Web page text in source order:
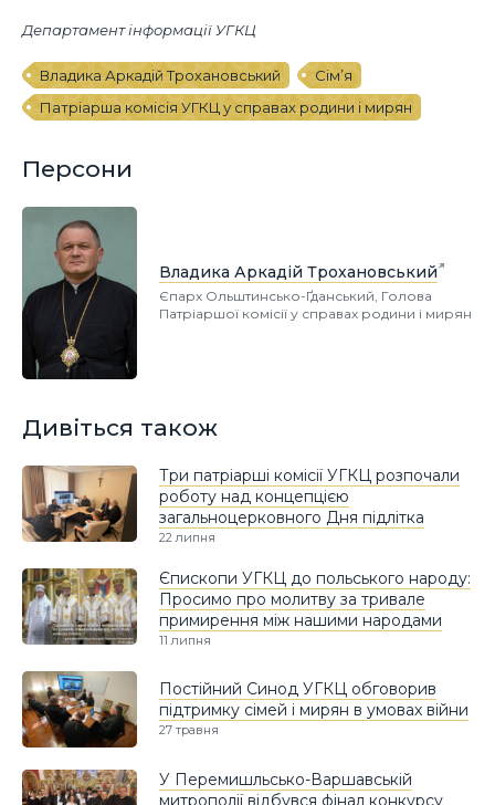
Департамент інформації УГКЦ
Владика Аркадій Трохановський
Сім’я
Патріарша комісія УГКЦ у справах родини і мирян
Персони
Владика Аркадій Трохановський
Єпарх Ольштинсько-Ґданський, Голова
Патріаршої комісії у справах родини і мирян
Дивіться також
Три патріарші комісії УГКЦ розпочали
роботу над концепцією
загальноцерковного Дня підлітка
22 липня
Єпископи УГКЦ до польського народу:
Просимо про молитву за тривале
примирення між нашими народами
11 липня
Постійний Синод УГКЦ обговорив
підтримку сімей і мирян в умовах війни
27 травня
У Перемишльсько-Варшавській
митрополії відбувся фінал конкурсу